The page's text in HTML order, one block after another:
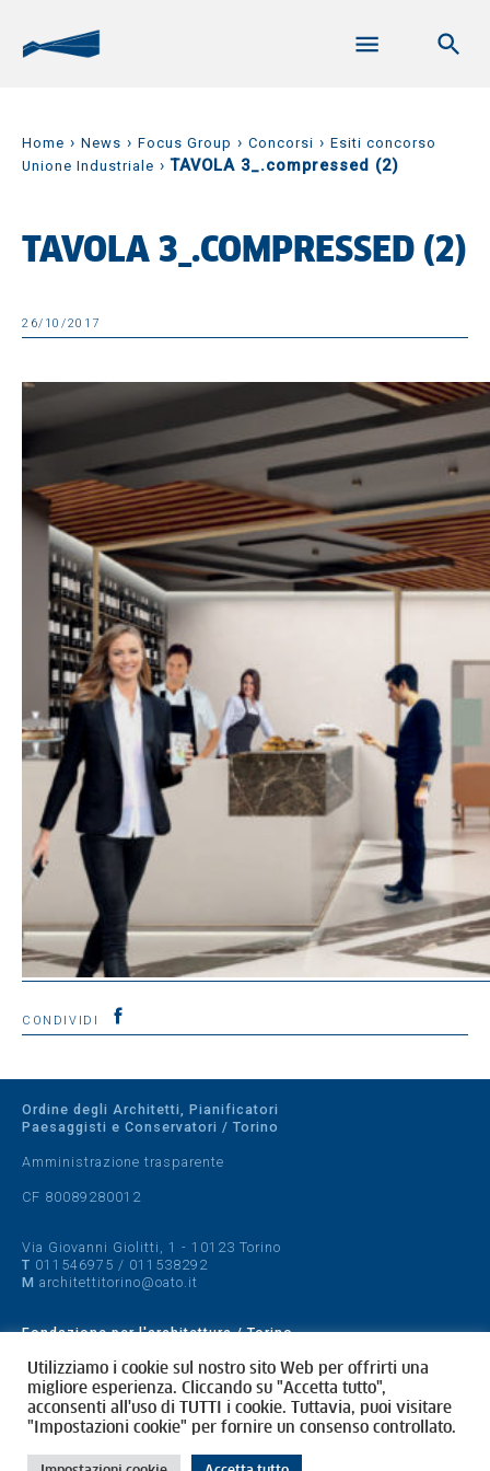
Home › News › Focus Group › Concorsi › Esiti concorso
Unione Industriale ›TAVOLA 3_.compressed (2)
TAVOLA 3_.COMPRESSED (2)
26/10/2017
CONDIVIDI
Ordine degli Architetti, Pianificatori
Paesaggisti e Conservatori / Torino
Amministrazione trasparente
CF 80089280012
Via Giovanni Giolitti, 1 - 10123 Torino
T 011546975 / 011538292
M architettitorino@oato.it
Fondazione per l'architettura / Torino
Designed by quattrolinee.it
Cookie Policy
Privacy Policy
Utilizziamo i cookie sul nostro sito Web per offrirti una
migliore esperienza. Cliccando su "Accetta tutto",
acconsenti all'uso di TUTTI i cookie. Tuttavia, puoi visitare
"Impostazioni cookie" per fornire un consenso controllato.